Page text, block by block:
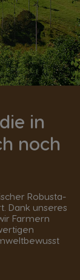
in
noch
Robusta-
Dank unseres
Farmern